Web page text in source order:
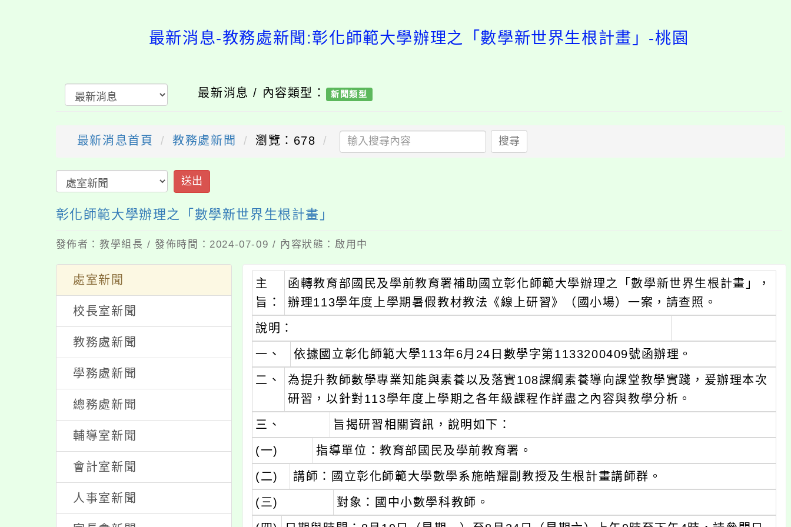
最新消息-教務處新聞:彰化師範大學辦理之「數學新世界生根計畫」-桃園
最新消息 / 內容類型： 新聞類型
最新消息首頁 教務處新聞 瀏覽：678 搜尋
送出
彰化師範大學辦理之「數學新世界生根計畫」
發佈者：教學組長 / 發佈時間：2024-07-09 / 內容狀態：啟用中
處室新聞
校長室新聞
教務處新聞
學務處新聞
總務處新聞
輔導室新聞
會計室新聞
人事室新聞
主
旨：
函轉教育部國民及學前教育署補助國立彰化師範大學辦理之「數學新世界生根計畫」，
辦理113學年度上學期暑假教材教法《線上研習》（國小場）一案，請查照。
說明：
一、
依據國立彰化師範大學113年6月24日數學字第1133200409號函辦理。
二、
為提升教師數學專業知能與素養以及落實108課綱素養導向課堂教學實踐，爰辦理本次
研習，以針對113學年度上學期之各年級課程作詳盡之內容與教學分析。
三、
旨揭研習相關資訊，說明如下：
(一)
指導單位：教育部國民及學前教育署。
(二)
講師：國立彰化師範大學數學系施皓耀副教授及生根計畫講師群。
(三)
對象：國中小數學科教師。